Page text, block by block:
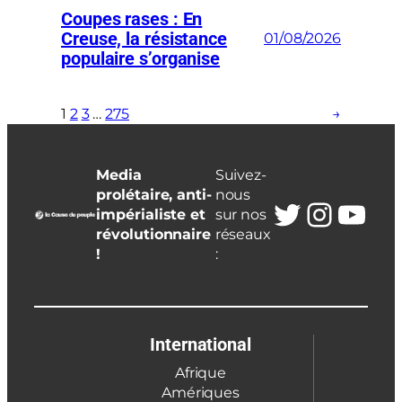
Coupes rases : En
Creuse, la résistance
populaire s’organise
01/08/2026
1 2 3 … 275 →
Media
prolétaire, anti-
impérialiste et
révolutionnaire
!
Suivez-
nous
sur nos
réseaux
:
Twitter
International
Afrique
Amériques